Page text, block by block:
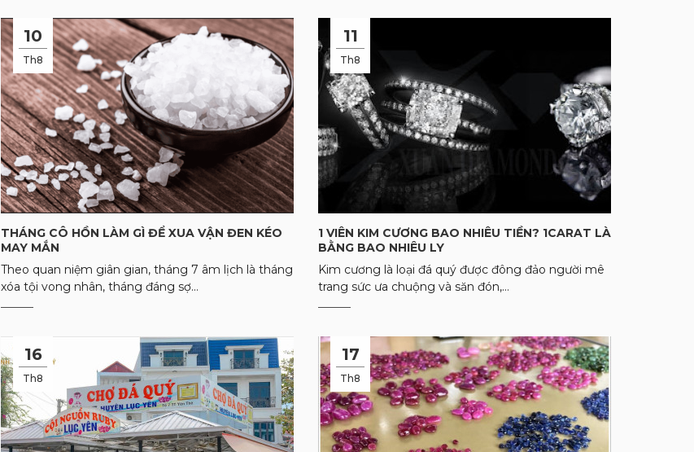
10
Th8
THÁNG CÔ HỒN LÀM GÌ ĐỂ XUA VẬN ĐEN KÉO
MAY MẮN
Theo quan niệm giân gian, tháng 7 âm lịch là tháng
xóa tội vong nhân, tháng đáng sợ...
11
Th8
1 VIÊN KIM CƯƠNG BAO NHIÊU TIỀN? 1CARAT LÀ
BẰNG BAO NHIÊU LY
Kim cương là loại đá quý được đông đảo người mê
trang sức ưa chuộng và săn đón,...
16
Th8
17
Th8